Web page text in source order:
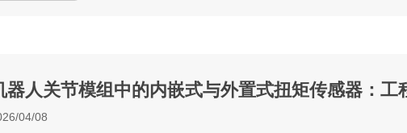
器人关节模组中的内嵌式与外置式扭矩传感器：工
04/08